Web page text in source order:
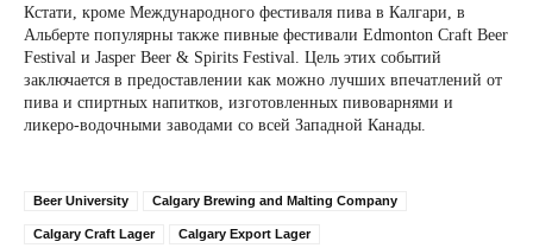
Кстати, кроме Международного фестиваля пива в Калгари, в
Альберте популярны также пивные фестивали Edmonton Craft Beer
Festival и Jasper Beer & Spirits Festival. Цель этих событий
заключается в предоставлении как можно лучших впечатлений от
пива и спиртных напитков, изготовленных пивоварнями и
ликеро-водочными заводами со всей Западной Канады.
Beer University Calgary Brewing and Malting Company
Calgary Craft Lager Calgary Export Lager